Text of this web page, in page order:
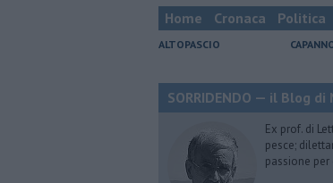
Home Cronaca Politica
ALTOPASCIO
SORRIDENDO — il Blog
Ex prof. di
pesce;
passione